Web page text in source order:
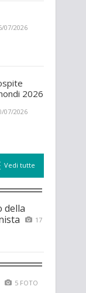
07/2026
2026
07/2026
Vedi tutte
della
17
5 FOTO